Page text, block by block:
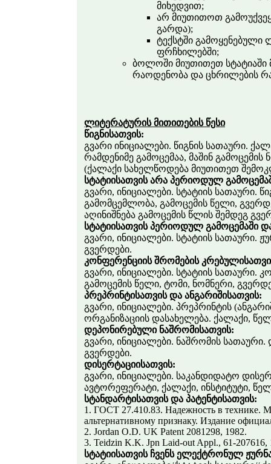
მიხედვით;
არ მიუთითოთ
გარდა);
ტექსტში
ფრჩხილებში;
ბოლოში მიუთითეთ სტატიაში
რაოდენობა და ცხრილების
ლიტერატურის მითითების წესი
წიგნისათვის:
გვარი ინიციალები. წიგნის სათაური.
რამდენიმე გამოცემაა, მაშინ
(ქალაქი სახელწოდება მიუთითეთ
სტატიისათვის არა პერიოდულ
გვარი, ინიციალები. სტატიის სათაური.
გამომცემლობა, გამოცემის წელი,
აღინიშნება გამოცემის წლის შემდეგ
სტატიისათვის პერიოდულ გამოცემაში
გვარი, ინიციალები. სტატიის სათაური.
გვერდები.
კონფერენციის შრომების
გვარი, ინიციალები. სტატიის სათაური.
გამოცემის წელი, ტომი, ნომნერი,
პრეპრინტისათვის და ანგარიშისათვის:
გვარი, ინიციალები. პრეპრინტის
ორგანიზაციის დასახელება. ქალაქი,
დეპონირებული ნაშრომისათვის:
გვარი, ინიციალები. ნაშრომის
გვერდები.
დისერტაციისათვის:
გვარი, ინიციალები. საკანდიდატო
ავტორეფერატი, ქალაქი, ინსტიტუტი,
სტანდარტისათვის და პატენტისათვის:
1. ГОСТ 27.410.83. Надежность в технике.
альтернативному признаку. Издание
2. Jordan O.D. UK Patent 2081298, 1982.
3. Teidzin K.K. Jpn Laid-out Appl., 61-207616,
სტატიისათვის ჩვენს ელექტრონულ